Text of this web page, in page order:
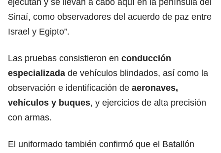
Sinaí, como observadores del acuerdo de paz entre
Israel y Egipto”.
Las pruebas consistieron en conducción
especializada de vehículos blindados, así como la
observación e identificación de aeronaves,
vehículos y buques, y ejercicios de alta precisión
con armas.
El uniformado también confirmó que el Batallón